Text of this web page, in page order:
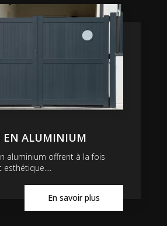
EN ALUMINIUM
aluminium offrent à la fois
esthétique....
En savoir plus